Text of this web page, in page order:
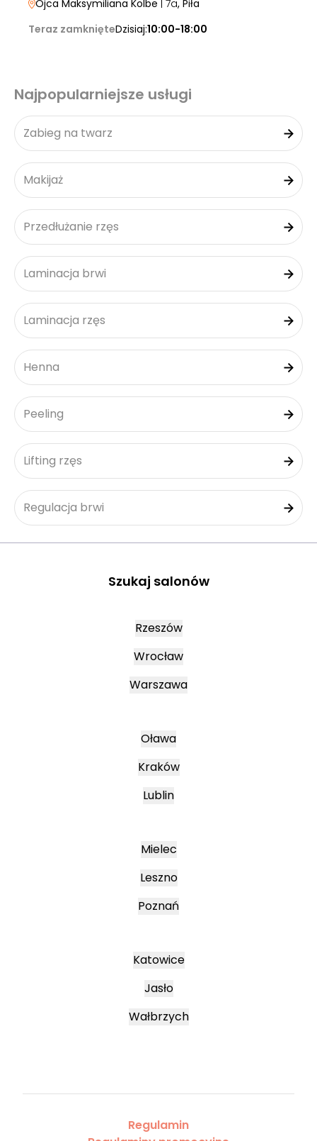
Ojca Maksymiliana Kolbe | 7a, Piła
Teraz zamknięteDzisiaj:10:00-18:00
Najpopularniejsze usługi
Zabieg na twarz
Makijaż
Przedłużanie rzęs
Laminacja brwi
Laminacja rzęs
Henna
Peeling
Lifting rzęs
Regulacja brwi
Szukaj salonów
Rzeszów
Wrocław
Warszawa
Oława
Kraków
Lublin
Mielec
Leszno
Poznań
Katowice
Jasło
Wałbrzych
Regulamin